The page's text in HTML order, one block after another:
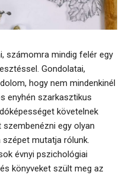
számomra mindig felér egy
Gondolatai,
hogy nem mindenkinél
enyhén szarkasztikus
követelnek
egy olyan
mutatja rólunk.
évnyi pszichológiai
könyveket szült meg az